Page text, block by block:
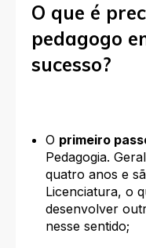
O que é
pedagogo
sucesso?
O primeiro
Pedagogia.
quatro anos e
Licenciatura, o
desenvolver
nesse sentido;